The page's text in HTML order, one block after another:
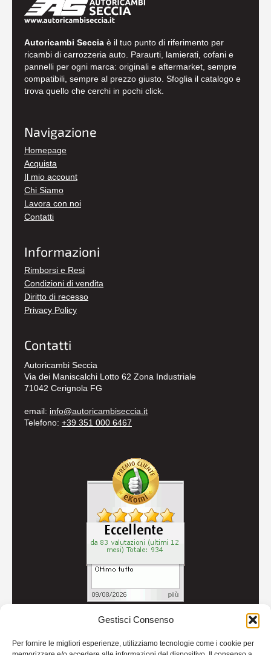
Gestisci Consenso
Per fornire le migliori esperienze, utilizziamo tecnologie come i cookie per
Autoricambi Seccia è il tuo punto di riferimento per
ricambi di carrozzeria auto. Paraurti, lamierati, cofani e
pannelli per ogni marca: originali e aftermarket, sempre
compatibili, sempre al prezzo giusto. Sfoglia il catalogo e
trova quello che cerchi in pochi click.
Navigazione
Homepage
Acquista
Il mio account
Chi Siamo
Lavora con noi
Contatti
Informazioni
Rimborsi e Resi
Condizioni di vendita
Diritto di recesso
Privacy Policy
Contatti
Autoricambi Seccia
Via dei Maniscalchi Lotto 62 Zona Industriale
71042 Cerignola FG
email: info@autoricambiseccia.it
Telefono: +39 351 000 6467
Credits